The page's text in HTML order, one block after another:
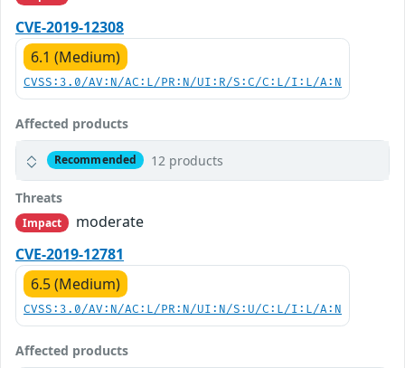
CVE-2019-12308
6.1 (Medium)
CVSS:3.0/AV:N/AC:L/PR:N/UI:R/S:C/C:L/I:L/A:N
Affected products
Recommended 12 products
Threats
Impact
moderate
CVE-2019-12781
6.5 (Medium)
CVSS:3.0/AV:N/AC:L/PR:N/UI:N/S:U/C:L/I:L/A:N
Affected products